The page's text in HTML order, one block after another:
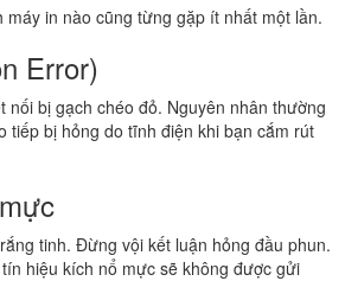
in nào cũng từng gặp ít nhất một lần.
Error)
bị gạch chéo đỏ. Nguyên nhân thường
tiếp bị hỏng do tĩnh điện khi bạn cắm rút
tinh. Đừng vội kết luận hỏng đầu phun.
hiệu kích nổ mực sẽ không được gửi